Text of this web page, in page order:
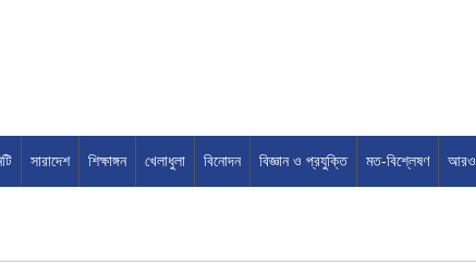
সারাদেশ শিক্ষাঙ্গন খেলাধুলা বিনোদন বিজ্ঞান ও প্রযুক্তি মত-বিশ্লেষণ আরও